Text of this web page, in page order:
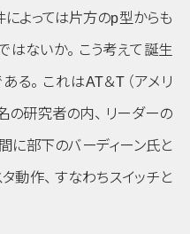
によっては片方のp型からも
はないか。 こう考えて誕生
ある。 これはAT＆T （アメリ
の研究者の内、
リーダーの
に部下のバーディーン氏と
タ動作、 すなわちスイッチと